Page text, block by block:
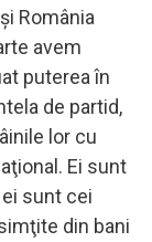
România
avem
puterea în
de partid,
lor cu
Ei sunt
sunt cei
din bani